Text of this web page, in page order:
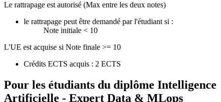
Le rattrapage est autorisé (Max entre les deux notes)
le rattrapage peut être demandé par l'étudiant si :
Note initiale < 10
L'UE est acquise si Note finale >= 10
Crédits ECTS acquis : 2 ECTS
Pour les étudiants du diplôme Intelligence
Artificielle - Expert Data & MLops